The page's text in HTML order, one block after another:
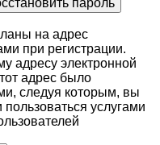
на адрес
при регистрации.
адресу электронной
адрес было
следуя которым, вы
услугами